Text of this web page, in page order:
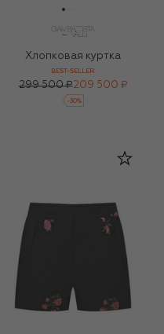
Хлопковая куртка
BEST-SELLER
299 500 ₽209 500 ₽
-30%